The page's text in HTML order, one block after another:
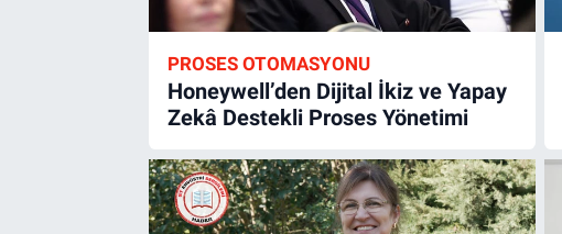
PROSES OTOMASYONU
Honeywell’den Dijital İkiz ve Yapay
Zekâ Destekli Proses Yönetimi